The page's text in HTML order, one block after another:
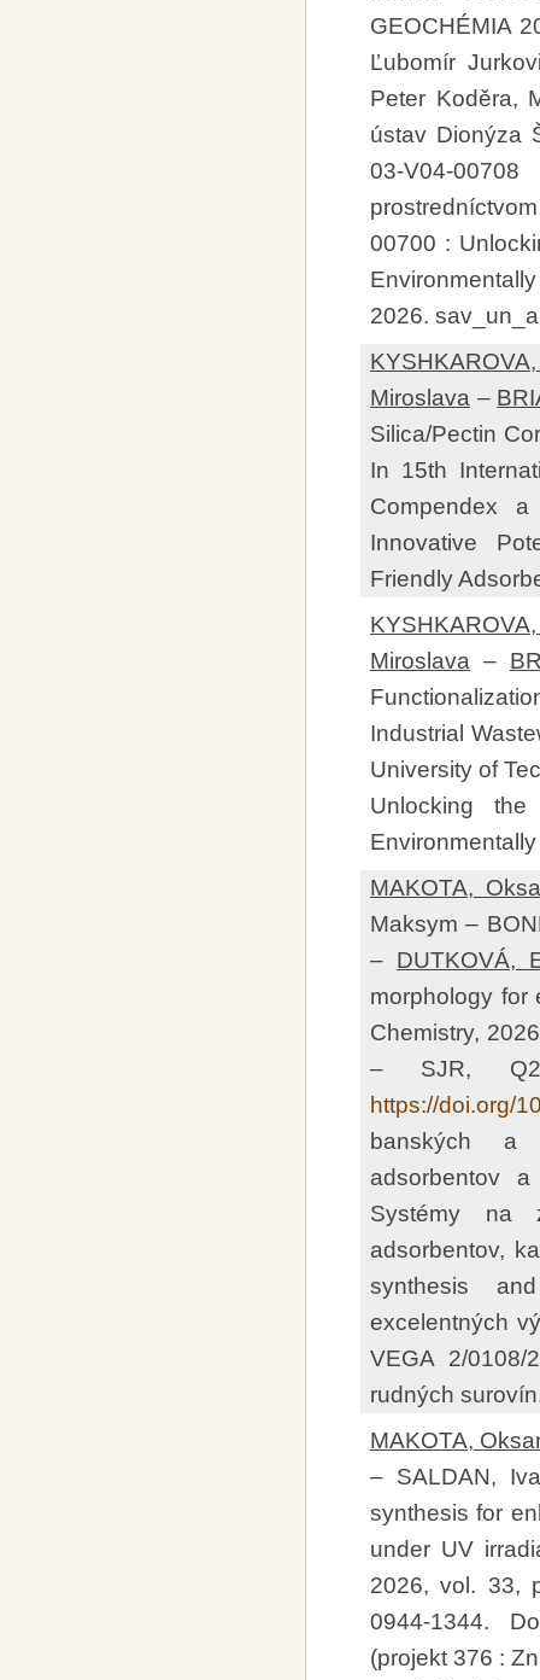
GEOCHÉMIA
Ľubomír
Peter Koděra,
ústav Dionýza
03-V04-
00700 :
2026.
Miroslava –
Silica/Pectin
In 15th
Compendex
Innovative
Friendly
Miroslava –
Industrial
University of
Unlocking
MAKOTA,
Maksym –
– DUTKOVÁ,
morphology for
Chemistry,
– SJR, Q2
https://doi.org/
banských a
adsorbentov
Systémy na
adsorbentov,
synthesis
excelentných
VEGA 2/
rudných
MAKOTA,
– SALDAN,
synthesis for
under UV
2026, vol. 33,
0944-1344.
(projekt 376 :